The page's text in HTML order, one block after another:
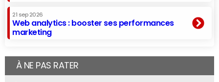
21 sep 2026
Web analytics : booster ses performances
marketing
À NE PAS RATER